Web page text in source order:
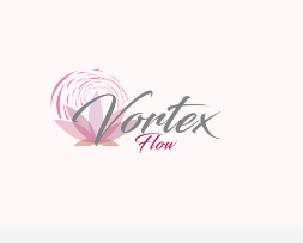
inhoud